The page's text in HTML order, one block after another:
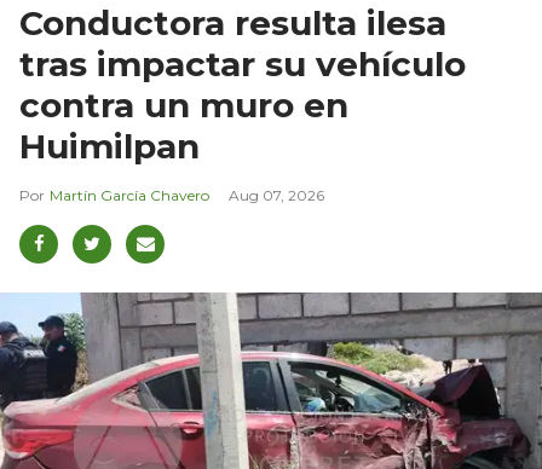
Conductora resulta ilesa
tras impactar su vehículo
contra un muro en
Huimilpan
Martín García Chavero Aug 07, 2026